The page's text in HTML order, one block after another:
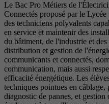
Le Bac Pro Métiers de
Connectés proposé par le
des techniciens polyvalents
en service et maintenir des
du bâtiment, de l'industrie et
distribution et gestion de
communicants et connectés,
communication, mais aussi
efficacité énergétique. Les
techniques pointues en
diagnostic de pannes, et